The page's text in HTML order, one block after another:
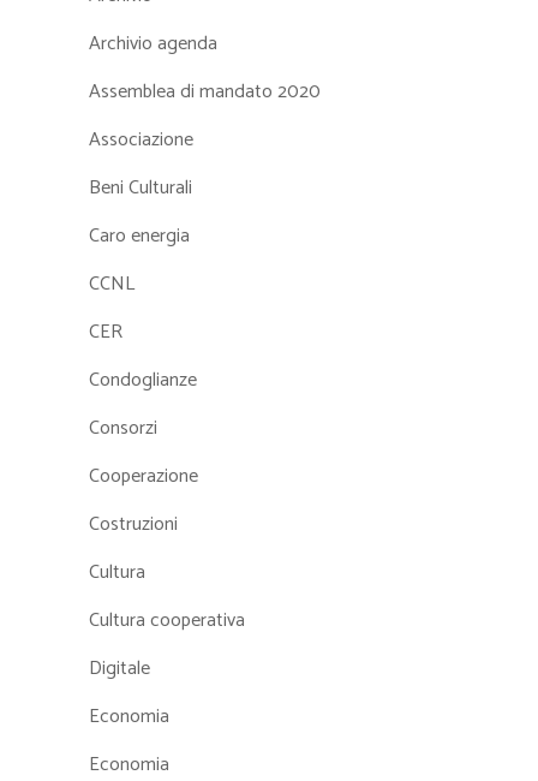
Archivio agenda
Assemblea di mandato 2020
Associazione
Beni Culturali
Caro energia
CCNL
CER
Condoglianze
Consorzi
Cooperazione
Costruzioni
Cultura
Cultura cooperativa
Digitale
Economia
Economia